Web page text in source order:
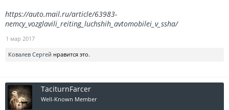
https://auto.mail.ru/article/63983-
nemcy_vozglavili_reiting_luchshih_avtomobilei_v_ssha/
1 мар 2017
Ковалев Сергей нравится это.
TaciturnFarcer
Well-Known Member